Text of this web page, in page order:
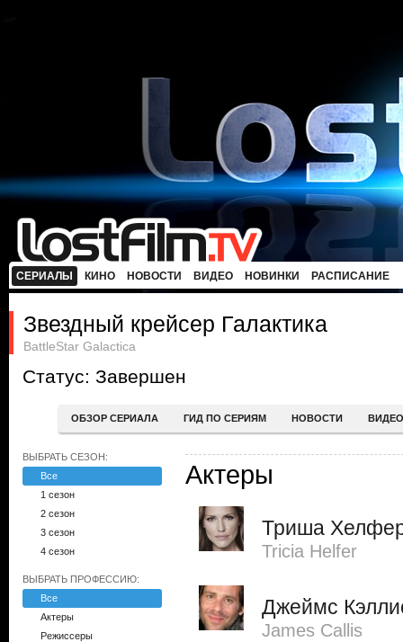
СЕРИАЛЫ КИНО НОВОСТИ ВИДЕО НОВИНКИ РАСПИСАНИЕ
Звездный крейсер Галактика
BattleStar Galactica
Статус: Завершен
ОБЗОР СЕРИАЛА ГИД ПО СЕРИЯМ НОВОСТИ ВИДЕО
ВЫБРАТЬ СЕЗОН:
Все
1 сезон
2 сезон
3 сезон
4 сезон
ВЫБРАТЬ ПРОФЕССИЮ:
Все
Актеры
Режиссеры
Актеры
Триша
Tricia Helfer
Джеймс
James Callis